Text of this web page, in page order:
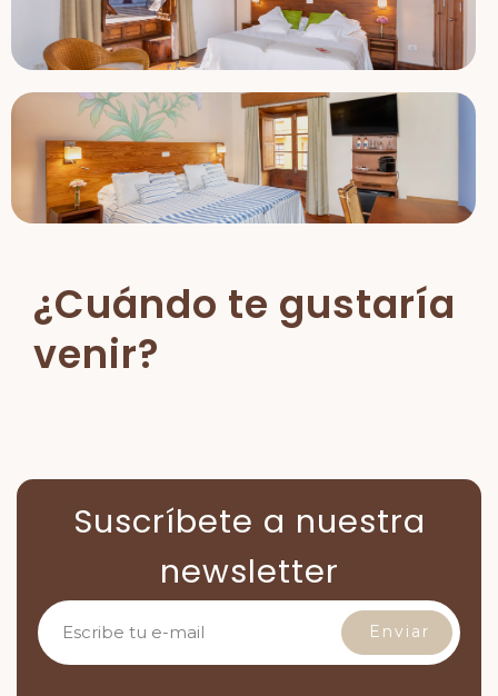
¿Cuándo te gustaría
venir?
Suscríbete a nuestra
newsletter